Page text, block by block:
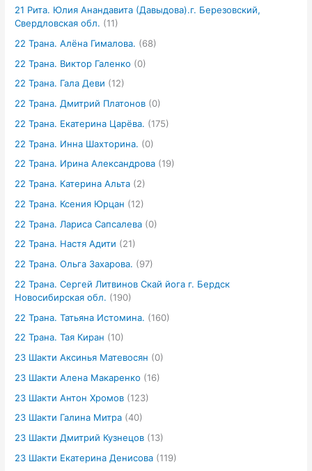
21 Рита. Юлия Анандавита (Давыдова).г. Березовский,
Свердловская обл. (11)
22 Трана. Алёна Гималова. (68)
22 Трана. Виктор Галенко (0)
22 Трана. Гала Деви (12)
22 Трана. Дмитрий Платонов (0)
22 Трана. Екатерина Царёва. (175)
22 Трана. Инна Шахторина. (0)
22 Трана. Ирина Александрова (19)
22 Трана. Катерина Альта (2)
22 Трана. Ксения Юрцан (12)
22 Трана. Лариса Сапсалева (0)
22 Трана. Настя Адити (21)
22 Трана. Ольга Захарова. (97)
22 Трана. Сергей Литвинов Скай йога г. Бердск
Новосибирская обл. (190)
22 Трана. Татьяна Истомина. (160)
22 Трана. Тая Киран (10)
23 Шакти Аксинья Матевосян (0)
23 Шакти Алена Макаренко (16)
23 Шакти Антон Хромов (123)
23 Шакти Галина Митра (40)
23 Шакти Дмитрий Кузнецов (13)
23 Шакти Екатерина Денисова (119)